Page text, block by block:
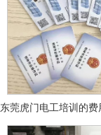
东莞虎门电工培训的